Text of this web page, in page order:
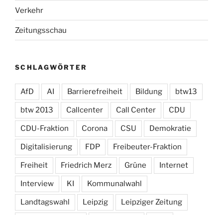
Verkehr
Zeitungsschau
SCHLAGWÖRTER
AfD AI Barrierefreiheit Bildung btw13
btw 2013 Callcenter Call Center CDU
CDU-Fraktion Corona CSU Demokratie
Digitalisierung FDP Freibeuter-Fraktion
Freiheit Friedrich Merz Grüne Internet
Interview KI Kommunalwahl
Landtagswahl Leipzig Leipziger Zeitung